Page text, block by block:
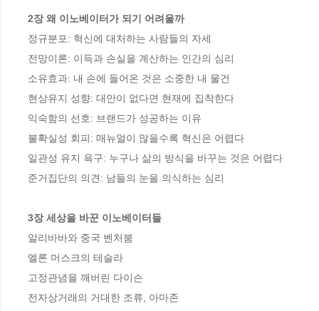
2장 왜 이노베이터가 되기 어려울까
정규분포: 혁신에 대처하는 사람들의 자세
전망이론: 이득과 손실을 계산하는 인간의 심리
소유효과: 내 손에 들어온 것은 소중한 내 물건
현상유지 성향: 대안이 없다면 현재에 집착한다
익숙함의 선호: 브랜드가 성공하는 이유
불확실성 회피: 매뉴얼이 많을수록 혁신은 어렵다
일관성 유지 욕구: 누구나 삶의 방식을 바꾸는 것은 어렵다
준거집단의 의견: 남들의 눈을 의식하는 심리
3장 세상을 바꾼 이노베이터들
알리바바와 중국 벤처붐
엘론 머스크의 테슬라
고정관념을 깨버린 다이슨
전자상거래의 거대한 조류, 아마존